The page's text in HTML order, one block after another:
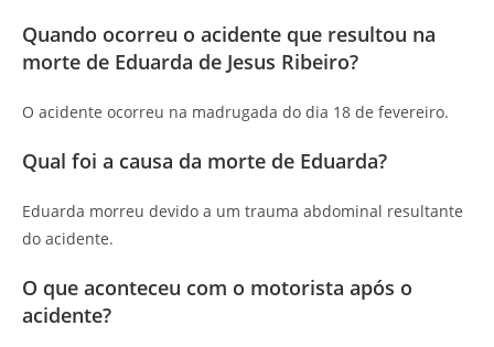
Quando ocorreu o acidente que resultou na
morte de Eduarda de Jesus Ribeiro?
O acidente ocorreu na madrugada do dia 18 de fevereiro.
Qual foi a causa da morte de Eduarda?
Eduarda morreu devido a um trauma abdominal resultante
do acidente.
O que aconteceu com o motorista após o
acidente?